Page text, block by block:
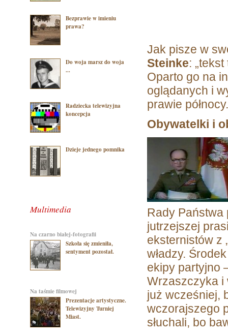
Bezprawie w imieniu
prawa?
Do woja marsz do woja
...
Radziecka telewizyjna
koncepcja
Dzieje jednego pomnika
Multimedia
na czarno białej-fotografii
Szkoła się zmieniła,
sentyment pozostał.
na taśmie filmowej
Prezentacje artystyczne.
Telewizyjny Turniej
Miast.
Jak pisze w
Steinke:
Oparto go na
oglądanych i
prawie
Obywatelki i
Rady
jutrzejszej
eksternistów z
władzy.
ekipy partyjno
Wrzaszczyka i
już wcześniej,
wczorajszego
słuchali, bo